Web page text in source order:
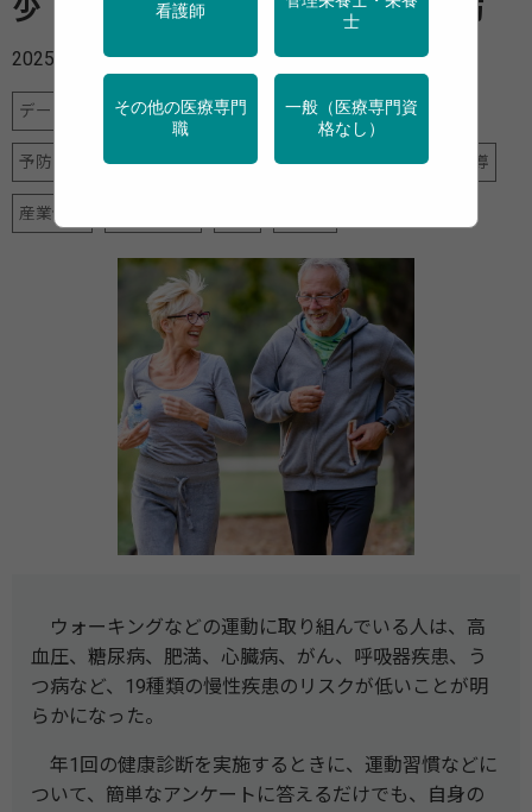
少 わずか5分の運動で認知症も予防
2025年03月03日
データヘルス計画 フレイル・介護予防 メンタルヘルス
予防 健診・検診 地域保健 女性の健康 特定保健指導
産業保健
ウォーキングなどの運動に取り組んでいる人は、高
血圧、糖尿病、肥満、心臓病、がん、呼吸器疾患、う
つ病など、19種類の慢性疾患のリスクが低いことが明
らかになった。
年1回の健康診断を実施するときに、運動習慣などに
ついて、簡単なアンケートに答えるだけでも、自身の
看護師
士
その他の医療専門
職
一般（医療専門資
格なし）